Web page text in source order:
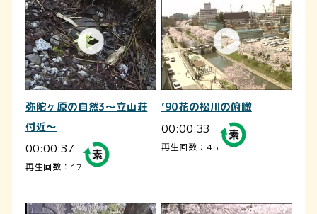
弥陀ヶ原の自然3～立山荘
付近～
00:00:37
再生回数：17
’90花の松川の俯瞰
00:00:33
再生回数：45